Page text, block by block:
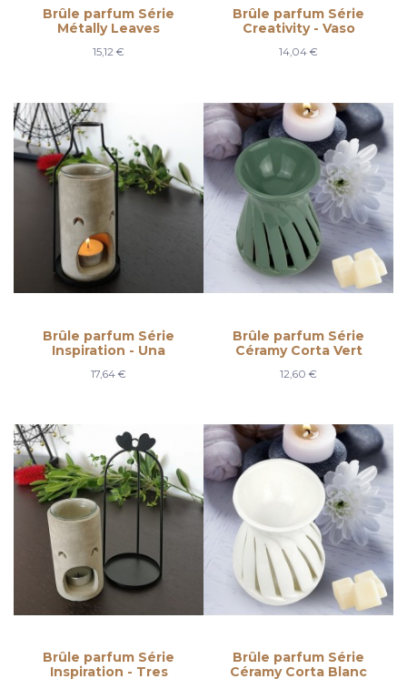
Brûle parfum Série
Métally Leaves
15,12 €
Brûle parfum Série
Creativity - Vaso
14,04 €
Brûle parfum Série
Inspiration - Una
17,64 €
Brûle parfum Série
Céramy Corta Vert
12,60 €
Brûle parfum Série
Inspiration - Tres
Brûle parfum Série
Céramy Corta Blanc